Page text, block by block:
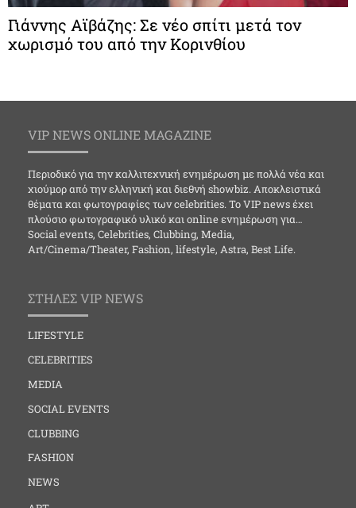
Γιάννης Αϊβάζης: Σε νέο σπίτι μετά τον
χωρισμό του από την Κορινθίου
VIP NEWS ONLINE MAGAZINE
Περιοδικό για την καλλιτεχνική ενημέρωση με πολλά νέα και
χιούμορ από την ελληνική και διεθνή showbiz. Αποκλειστικά
θέματα και φωτογραφίες των celebrities. Το VIP news έχει
πλούσιο φωτογραφικό υλικό και online ενημέρωση για…
Social events, Celebrities, Clubbing, Media,
Art/Cinema/Theater, Fashion, lifestyle, Astra, Best Life.
ΣΤΗΛΕΣ VIP NEWS
LIFESTYLE
CELEBRITIES
MEDIA
SOCIAL EVENTS
CLUBBING
FASHION
NEWS